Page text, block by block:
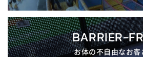
BARRIER-
お体の不自由なお客